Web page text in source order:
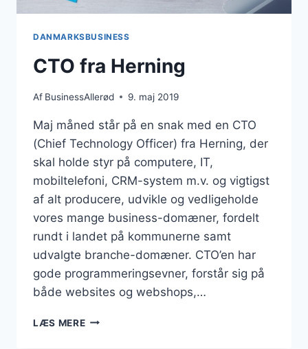
DANMARKSBUSINESS
CTO fra Herning
Af BusinessAllerød 9. maj 2019
Maj måned står på en snak med en CTO
(Chief Technology Officer) fra Herning, der
skal holde styr på computere, IT,
mobiltelefoni, CRM-system m.v. og vigtigst
af alt producere, udvikle og vedligeholde
vores mange business-domæner, fordelt
rundt i landet på kommunerne samt
udvalgte branche-domæner. CTO’en har
gode programmeringsevner, forstår sig på
både websites og webshops,…
LÆS MERECTO